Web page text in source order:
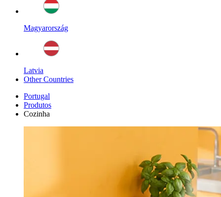
Magyarország
Latvia
Other Countries
Portugal
Produtos
Cozinha